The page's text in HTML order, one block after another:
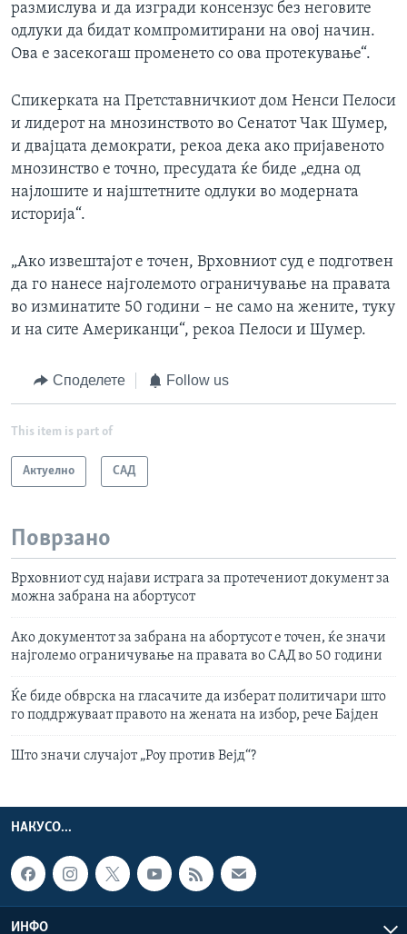
размислува и да изгради консензус без неговите
одлуки да бидат компромитирани на овој начин.
Ова е засекогаш променето со ова протекување“.
Спикерката на Претставничкиот дом Ненси Пелоси
и лидерот на мнозинството во Сенатот Чак Шумер,
и двајцата демократи, рекоа дека ако пријавеното
мнозинство е точно, пресудата ќе биде „една од
најлошите и најштетните одлуки во модерната
историја“.
„Ако извештајот е точен, Врховниот суд е подготвен
да го нанесе најголемото ограничување на правата
во изминатите 50 години – не само на жените, туку
и на сите Американци“, рекоа Пелоси и Шумер.
Споделете Follow us
This item is part of
Актуелно САД
Поврзано
Врховниот суд најави истрага за протечениот документ за
можна забрана на абортусот
Ако документот за забрана на абортусот е точен, ќе значи
најголемо ограничување на правата во САД во 50 години
Ќе биде обврска на гласачите да изберат политичари што
го поддржуваат правото на жената на избор, рече Бајден
Што значи случајот „Роу против Вејд“?
НАКУСО...
ИНФО